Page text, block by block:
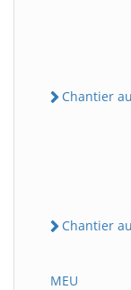
Chantier
Chantier
MEU